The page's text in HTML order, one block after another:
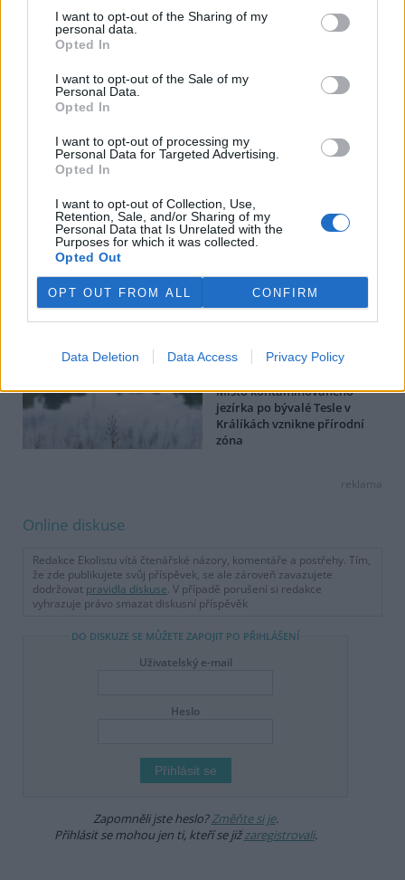
I want to opt-out of the Sharing of my
personal data.
Opted In
I want to opt-out of the Sale of my
Personal Data.
Opted In
I want to opt-out of processing my
Personal Data for Targeted Advertising.
Opted In
I want to opt-out of Collection, Use,
Retention, Sale, and/or Sharing of my
Personal Data that Is Unrelated with the
Purposes for which it was collected.
Opted Out
OPT OUT FROM ALL CONFIRM
Data Deletion Data Access Privacy Policy
tisknout
BEZK využívá agenturní zpravodajství ČTK, která si vyhrazuje
veškerá práva. Publikování nebo další šíření obsahu ze zdrojů ČTK
strany ČTK.
Dále čtěte |
Likvidaci kadmiových kalů ze
Šumperska na Litoměřicku
Diamo chce od 1. září zahájit
2. etapu sanace po havárii
Bečvou
Místo kontaminovaného
jezírka po bývalé Tesle v
Králíkách vznikne přírodní
zóna
reklama
Online diskuse
Redakce Ekolistu vítá čtenářské názory, komentáře a postřehy. Tím,
že zde publikujete svůj příspěvek, se ale zároveň zavazujete
dodržovat pravidla diskuse. V případě porušení si redakce
vyhrazuje právo smazat diskusní příspěvěk
DO DISKUZE SE MŮŽETE ZAPOJIT PO PŘIHLÁŠENÍ
Uživatelský e-mail
Heslo
Zapomněli jste heslo?Změňte si je.
Přihlásit se mohou jen ti, kteří se jižzaregistrovali.